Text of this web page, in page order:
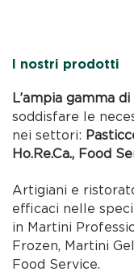
I nostri prodotti
L’ampia gamma
soddisfare le
nei settori:
Ho.Re.Ca., Food
Artigiani e
efficaci nelle
in Martini
Frozen, Martini
Food Service.